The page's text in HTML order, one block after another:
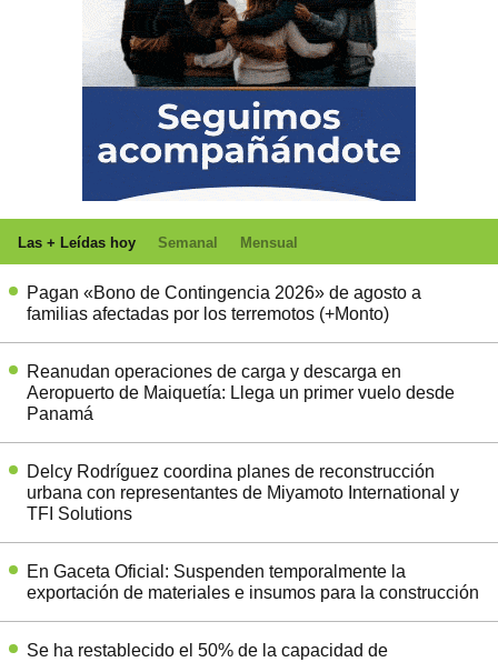
Las + Leídas hoy Semanal Mensual
Pagan «Bono de Contingencia 2026» de agosto a
familias afectadas por los terremotos (+Monto)
Reanudan operaciones de carga y descarga en
Aeropuerto de Maiquetía: Llega un primer vuelo desde
Panamá
Delcy Rodríguez coordina planes de reconstrucción
urbana con representantes de Miyamoto International y
TFI Solutions
En Gaceta Oficial: Suspenden temporalmente la
exportación de materiales e insumos para la construcción
Se ha restablecido el 50% de la capacidad de